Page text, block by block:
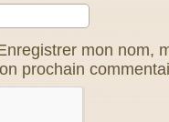
mon nom,
prochain